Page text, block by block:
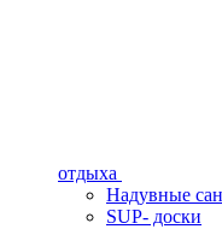
отдыха
Надувные
SUP- доски